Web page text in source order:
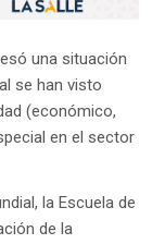
una situación
se han visto
(económico,
en el sector
la Escuela de
de la